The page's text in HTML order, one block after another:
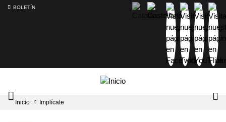
BOLETÍN
Intercambiador
del
Inicio Implícate